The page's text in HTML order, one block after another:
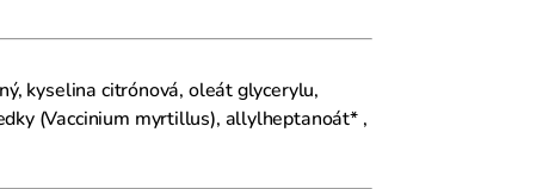
kyselina citrónová, oleát glycerylu,
(Vaccinium myrtillus), allylheptanoát* ,